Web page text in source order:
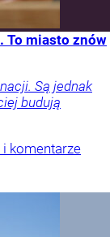
To miasto znów
Są jednak
budują
i komentarze